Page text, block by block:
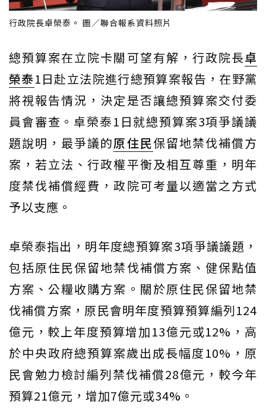
行政院長卓榮泰。 圖／聯合報系資料照片
總預算案在立院卡關可望有解，行政院長卓
榮泰1日赴立法院進行總預算案報告，在野黨
將視報告情況，決定是否讓總預算案交付委
員會審查。卓榮泰1日就總預算案3項爭議議
題說明，最爭議的原住民保留地禁伐補償方
案，若立法、行政權平衡及相互尊重，明年
度禁伐補償經費，政院可考量以適當之方式
予以支應。
卓榮泰指出，明年度總預算案3項爭議議題，
包括原住民保留地禁伐補償方案、健保點值
方案、公糧收購方案。關於原住民保留地禁
伐補償方案，原民會明年度預算預算編列124
億元，較上年度預算增加13億元或12%，高
於中央政府總預算案歲出成長幅度10%，原
民會勉力檢討編列禁伐補償28億元，較今年
預算21億元，增加7億元或34%。